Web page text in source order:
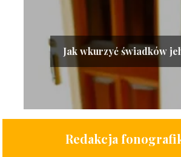
Jak wkurzyć świadków
Redakcja